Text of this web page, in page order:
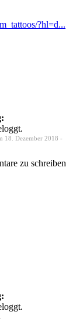
?hl=d...
18. Dezember 2018 -
zu schreiben